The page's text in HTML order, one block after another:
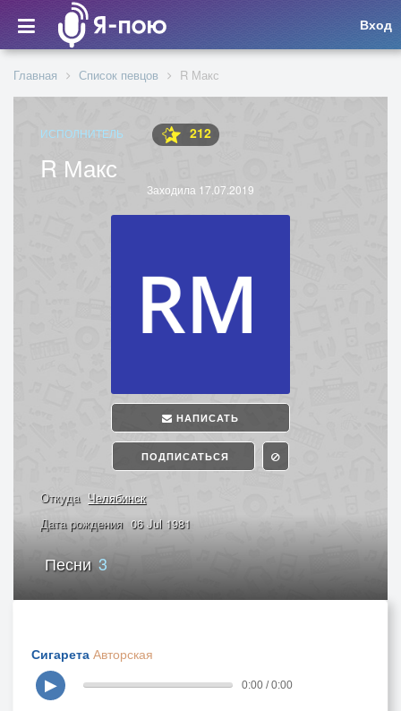
Вход
Главная Список певцов R Макс
ИСПОЛНИТЕЛЬ 212
R Макс
Заходила 17.07.2019
НАПИСАТЬ
ПОДПИСАТЬСЯ
Откуда Челябинск
Дата рождения 06 Jul 1981
Песни3
Сигарета Авторская
▶
0:00 / 0:00